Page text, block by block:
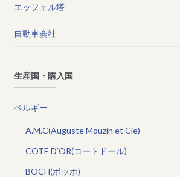
エッフェル塔
自動車会社
生産国・購入国
ベルギー
A.M.C(Auguste Mouzin et Cie)
COTE D’OR(コートドール)
BOCH(ボッホ)